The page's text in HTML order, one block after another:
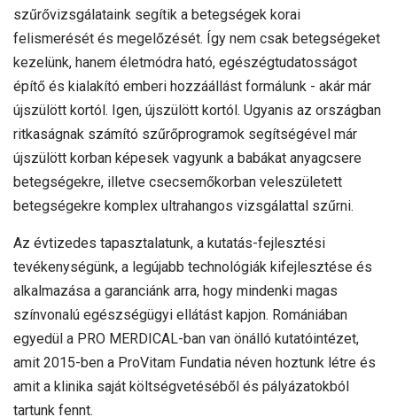
szűrővizsgálataink segítik a betegségek korai
felismerését és megelőzését. Így nem csak betegségeket
kezelünk, hanem életmódra ható, egészégtudatosságot
építő és kialakító emberi hozzáállást formálunk - akár már
újszülött kortól. Igen, újszülött kortól. Ugyanis az országban
ritkaságnak számító szűrőprogramok segítségével már
újszülött korban képesek vagyunk a babákat anyagcsere
betegségekre, illetve csecsemőkorban veleszületett
betegségekre komplex ultrahangos vizsgálattal szűrni.
Az évtizedes tapasztalatunk, a kutatás-fejlesztési
tevékenységünk, a legújabb technológiák kifejlesztése és
alkalmazása a garanciánk arra, hogy mindenki magas
színvonalú egészségügyi ellátást kapjon. Romániában
egyedül a PRO MERDICAL-ban van önálló kutatóintézet,
amit 2015-ben a ProVitam Fundatia néven hoztunk létre és
amit a klinika saját költségvetéséből és pályázatokból
tartunk fennt.